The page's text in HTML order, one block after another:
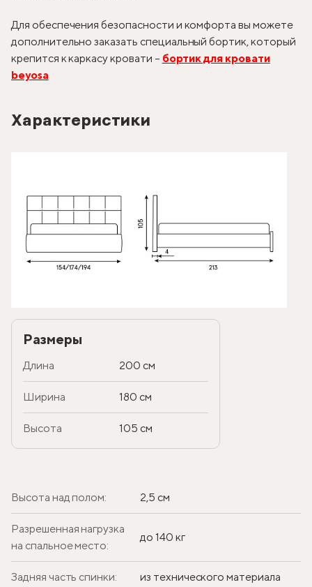
Для обеспечения безопасности и комфорта вы можете
дополнительно заказать специальный бортик, который
крепится к каркасу кровати – бортик для кровати
beyosa
Характеристики
Размеры
Длина 200 см
Ширина 180 см
Высота 105 см
Высота над полом: 2,5 см
Разрешенная нагрузка
на спальное место:
до 140 кг
Задняя часть спинки: из технического материала